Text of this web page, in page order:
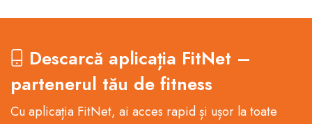
Descarcă aplicația FitNet –
partenerul tău de fitness
Cu aplicația FitNet, ai acces rapid și ușor la toate